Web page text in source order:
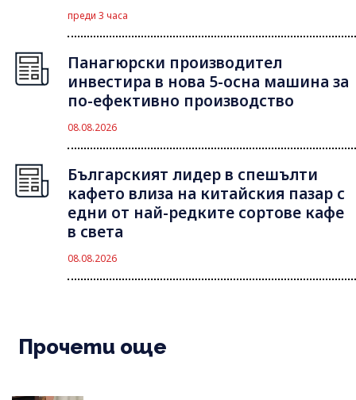
преди 3 часа
Панагюрски производител
инвестира в нова 5-осна машина за
по-ефективно производство
08.08.2026
Българският лидер в спешълти
кафето влиза на китайския пазар с
едни от най-редките сортове кафе
в света
08.08.2026
Прочети още